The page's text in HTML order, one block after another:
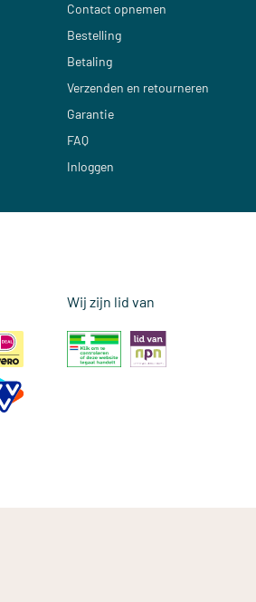
Contact opnemen
Bestelling
Betaling
Verzenden en retourneren
Garantie
FAQ
Inloggen
Wij zijn lid van